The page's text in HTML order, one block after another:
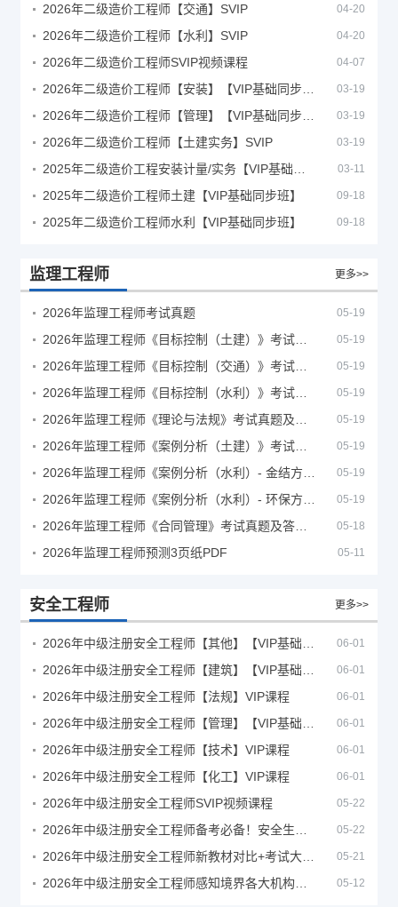
2026年二级造价工程师【交通】SVIP 04-20
2026年二级造价工程师【水利】SVIP 04-20
2026年二级造价工程师SVIP视频课程 04-07
03-19
03-19
2026年二级造价工程师【土建实务】SVIP 03-19
03-11
2025年二级造价工程师土建【VIP基础同步班】 09-18
2025年二级造价工程师水利【VIP基础同步班】 09-18
监理工程师 更多>>
2026年监理工程师考试真题 05-19
05-19
05-19
05-19
05-19
05-19
05-19
05-19
05-18
2026年监理工程师预测3页纸PDF 05-11
安全工程师 更多>>
06-01
06-01
2026年中级注册安全工程师【法规】VIP课程 06-01
06-01
2026年中级注册安全工程师【技术】VIP课程 06-01
2026年中级注册安全工程师【化工】VIP课程 06-01
2026年中级注册安全工程师SVIP视频课程 05-22
05-22
05-21
05-12